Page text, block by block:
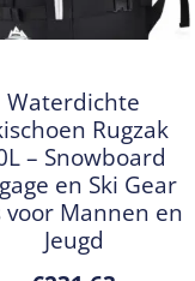
Waterdichte
Rugzak
– Snowboard
en Ski Gear
voor Mannen en
Jeugd